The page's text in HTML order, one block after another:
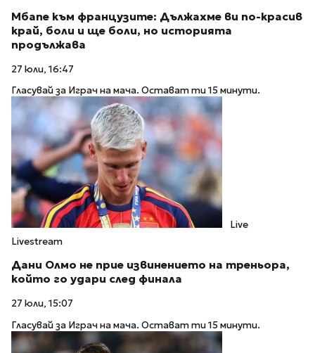
Мбапе към французите: Дължахме ви по-красив
край, боли и ще боли, но историята
продължава
27 юли, 16:47
Гласувай за Играч на мача. Остават ти 15 минути.
Live
Livestream
Дани Олмо не прие извинението на треньора,
който го удари след финала
27 юли, 15:07
Гласувай за Играч на мача. Остават ти 15 минути.